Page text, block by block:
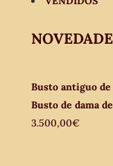
Busto antiguo
Busto de dama
3.500,00€